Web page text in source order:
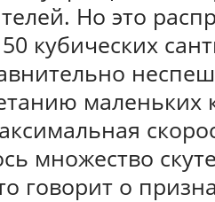
Но это
кубических
маленьких
множество
говорит о